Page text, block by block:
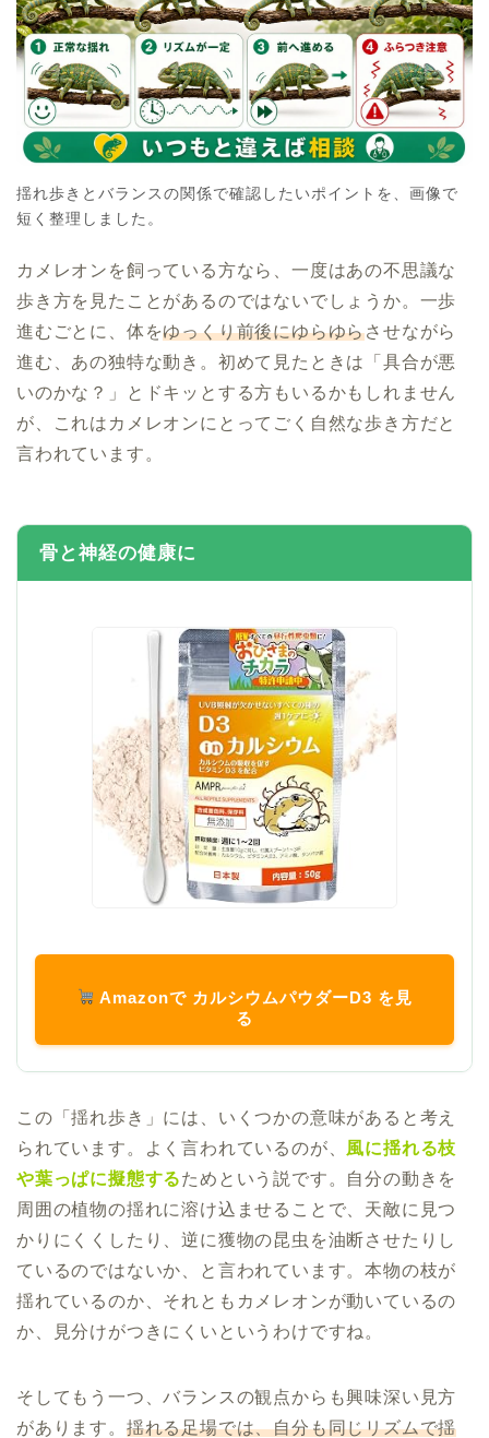
揺れ歩きとバランスの関係で確認したいポイントを、画像で
短く整理しました。
カメレオンを飼っている方なら、一度はあの不思議な
歩き方を見たことがあるのではないでしょうか。一歩
進むごとに、体をゆっくり前後にゆらゆらさせながら
進む、あの独特な動き。初めて見たときは「具合が悪
いのかな？」とドキッとする方もいるかもしれません
が、これはカメレオンにとってごく自然な歩き方だと
言われています。
骨と神経の健康に
Amazonで カルシウムパウダーD3 を見
る
この「揺れ歩き」には、いくつかの意味があると考え
られています。よく言われているのが、 風に揺れる枝
や葉っぱに擬態するためという説です。自分の動きを
周囲の植物の揺れに溶け込ませることで、天敵に見つ
かりにくくしたり、逆に獲物の昆虫を油断させたりし
ているのではないか、と言われています。本物の枝が
揺れているのか、それともカメレオンが動いているの
か、見分けがつきにくいというわけですね。
そしてもう一つ、バランスの観点からも興味深い見方
があります。 揺れる足場では、自分も同じリズムで揺